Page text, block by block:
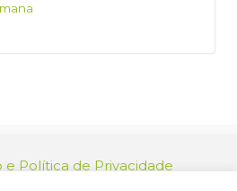
e Política de Privacidade